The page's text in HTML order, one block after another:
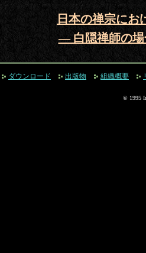
日本の禅宗にお
― 白隠禅師の場
ダウンロード 出版物 組織概要
© 1995